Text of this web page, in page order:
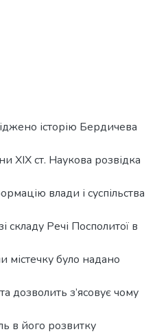
історію Бердичева
XIX ст. Наукова розвідка
влади і суспільства
складу Речі Посполитої в
містечку було надано
дозволить з’ясовує чому
в його розвитку